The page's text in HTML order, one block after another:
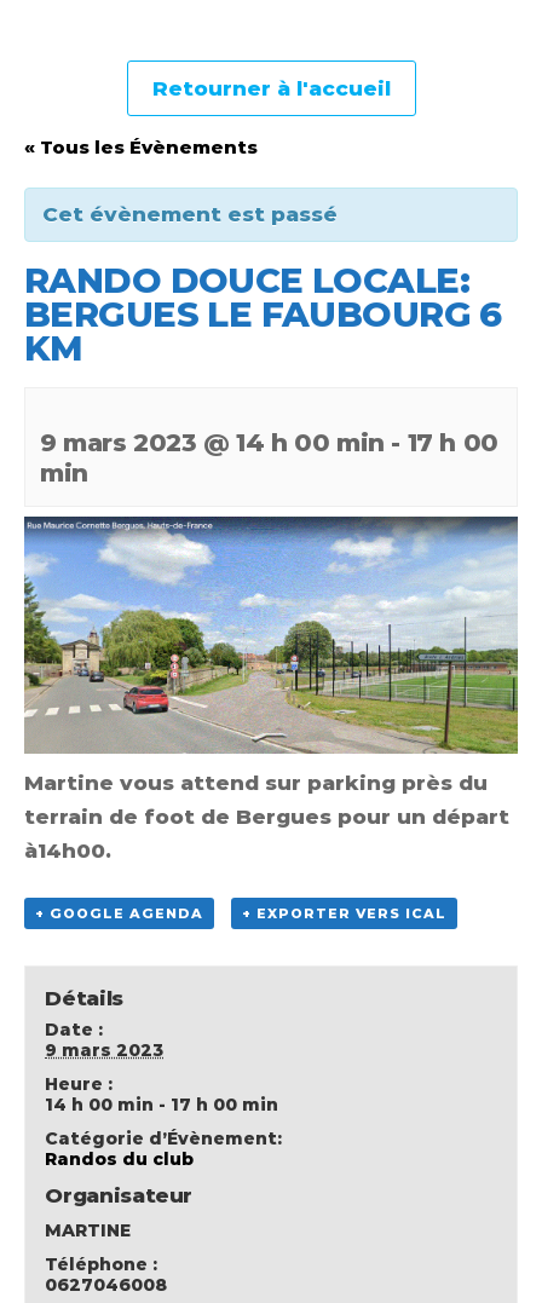
Retourner à l'accueil
« Tous les Évènements
Cet évènement est passé
RANDO DOUCE LOCALE:
BERGUES LE FAUBOURG 6
KM
9 mars 2023 @ 14 h 00 min - 17 h 00
min
Martine vous attend sur parking près du
terrain de foot de Bergues pour un départ
à14h00.
+ GOOGLE AGENDA + EXPORTER VERS ICAL
Détails
Date :
9 mars 2023
Heure :
14 h 00 min - 17 h 00 min
Catégorie d’Évènement:
Randos du club
Organisateur
MARTINE
Téléphone :
0627046008